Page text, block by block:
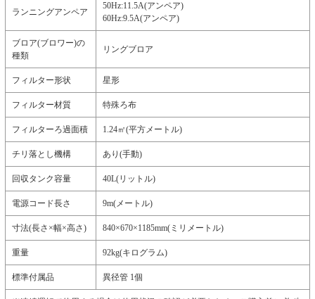
ランニングアンペア
50Hz:11.5A(アンペア)
60Hz:9.5A(アンペア)
ブロア(ブロワー)の
種類
リングブロア
フィルター形状 星形
フィルター材質 特殊ろ布
フィルターろ過面積 1.24㎡(平方メートル)
チリ落とし機構 あり(手動)
回収タンク容量 40L(リットル)
電源コード長さ 9m(メートル)
寸法(長さ×幅×高さ) 840×670×1185mm(ミリメートル)
重量 92kg(キログラム)
標準付属品 異径管 1個